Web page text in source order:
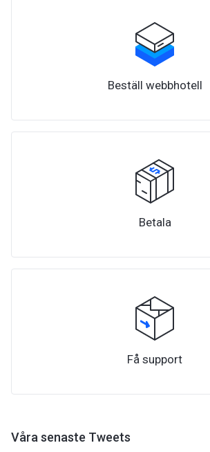
Beställ webbhotell
Betala
Få support
Våra senaste Tweets